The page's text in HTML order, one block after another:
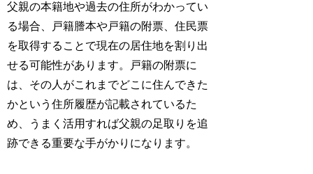
父親の本籍地や過去の住所がわかってい
る場合、戸籍謄本や戸籍の附票、住民票
を取得することで現在の居住地を割り出
せる可能性があります。戸籍の附票に
は、その人がこれまでどこに住んできた
かという住所履歴が記載されているた
め、うまく活用すれば父親の足取りを追
跡できる重要な手がかりになります。